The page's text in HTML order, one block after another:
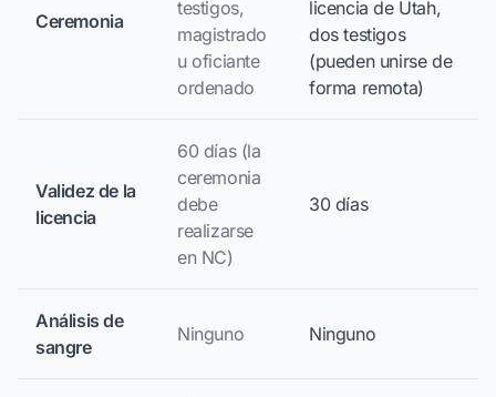
Ceremonia
testigos,
magistrado
u oficiante
ordenado
licencia de Utah,
dos testigos
(pueden unirse de
forma remota)
Validez de la
licencia
60 días (la
ceremonia
debe
realizarse
en NC)
30 días
Análisis de
sangre
Ninguno Ninguno